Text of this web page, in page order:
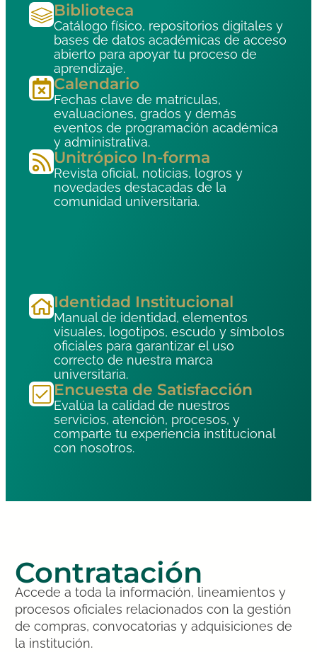
Biblioteca
Catálogo físico, repositorios digitales y
bases de datos académicas de acceso
abierto para apoyar tu proceso de
aprendizaje.
Calendario
Fechas clave de matrículas,
evaluaciones, grados y demás
eventos de programación académica
y administrativa.
Unitrópico In-forma
Revista oficial, noticias, logros y
novedades destacadas de la
comunidad universitaria.
Identidad Institucional
Manual de identidad, elementos
visuales, logotipos, escudo y símbolos
oficiales para garantizar el uso
correcto de nuestra marca
universitaria.
Encuesta de Satisfacción
Evalúa la calidad de nuestros
servicios, atención, procesos, y
comparte tu experiencia institucional
con nosotros.
Contratación
Accede a toda la información, lineamientos y
procesos oficiales relacionados con la gestión
de compras, convocatorias y adquisiciones de
la institución.